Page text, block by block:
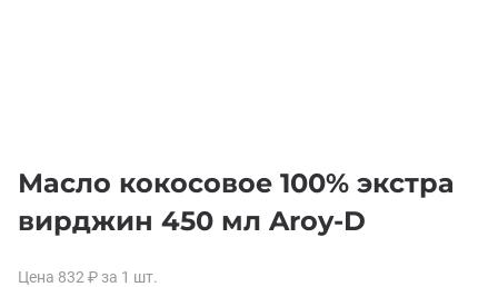
Масло кокосовое 100% экстра
вирджин 450 мл Aroy-D
Цена 832 ₽ за 1 шт.